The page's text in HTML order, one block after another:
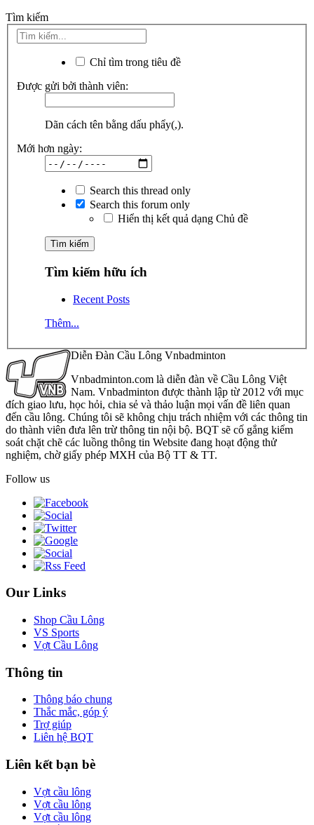
Tìm kiếm
Chỉ tìm trong tiêu đề
Được gửi bởi thành viên:
Dãn cách tên bằng dấu phẩy(,).
Mới hơn ngày:
Search this thread only
Search this forum only
Hiển thị kết quả dạng Chủ đề
Tìm kiếm hữu ích
Recent Posts
Thêm...
Diễn Đàn Cầu Lông Vnbadminton
Vnbadminton.com là diễn đàn về Cầu Lông Việt
Nam. Vnbadminton được thành lập từ 2012 với mục
đích giao lưu, học hỏi, chia sẻ và thảo luận mọi vấn đề liên quan
đến cầu lông. Chúng tôi sẽ không chịu trách nhiệm với các thông tin
do thành viên đưa lên trừ thông tin nội bộ. BQT sẽ cố gắng kiểm
soát chặt chẽ các luồng thông tin Website đang hoạt động thử
nghiệm, chờ giấy phép MXH của Bộ TT & TT.
Follow us
Our Links
Shop Cầu Lông
VS Sports
Vợt Cầu Lông
Thông tin
Thông báo chung
Thắc mắc, góp ý
Trợ giúp
Liên hệ BQT
Liên kết bạn bè
Vợt cầu lông
Vợt cầu lông
Vợt cầu lông